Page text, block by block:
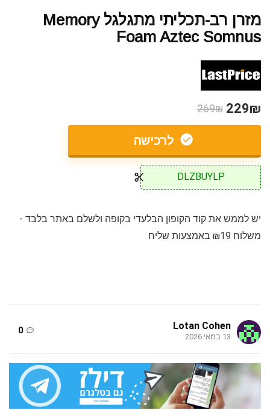
מזרן רב-תכליתי מתגלגל Memory
Foam Aztec Somnus
229₪
269₪
לרכישה
DLZBUYLP
יש לממש את קוד הקופון הבלעדי בקופה ולשלם באתר בלבד -
משלוח ₪19 באמצעות שליח
Lotan Cohen
13 במאי 2026
0